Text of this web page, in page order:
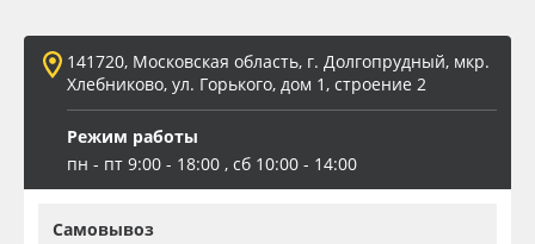
Oracal 641
Orajet 3640
Плёнка монтажная Oratape
ПЭТ листовой
141720, Московская область, г. Долгопрудный, мкр.
Хлебниково, ул. Горького, дом 1, строение 2
Режим работы
пн - пт 9:00 - 18:00 , сб 10:00 - 14:00
Самовывоз